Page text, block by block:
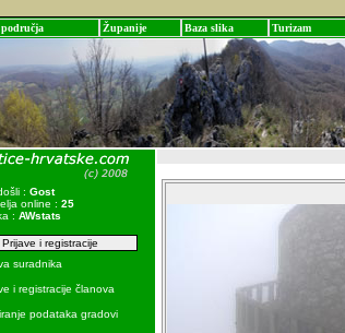
Županije Baza slika Turizam
: Gost
online : 25
: AWstats
Prijave i registracije
suradnika
i registracije članova
podataka gradovi